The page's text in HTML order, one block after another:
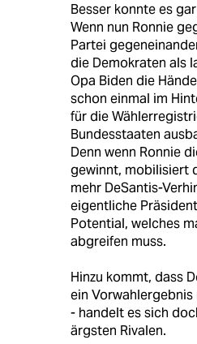
Besser konnte es
Wenn nun Ronnie
Partei
die Demokraten als
Opa Biden die
schon einmal im
für die
Bundesstaaten
Denn wenn Ronnie
gewinnt, mobilisiert
mehr DeSantis-
eigentliche
Potential, welches
abgreifen muss.
Hinzu kommt, dass
ein
- handelt es sich
ärgsten Rivalen.